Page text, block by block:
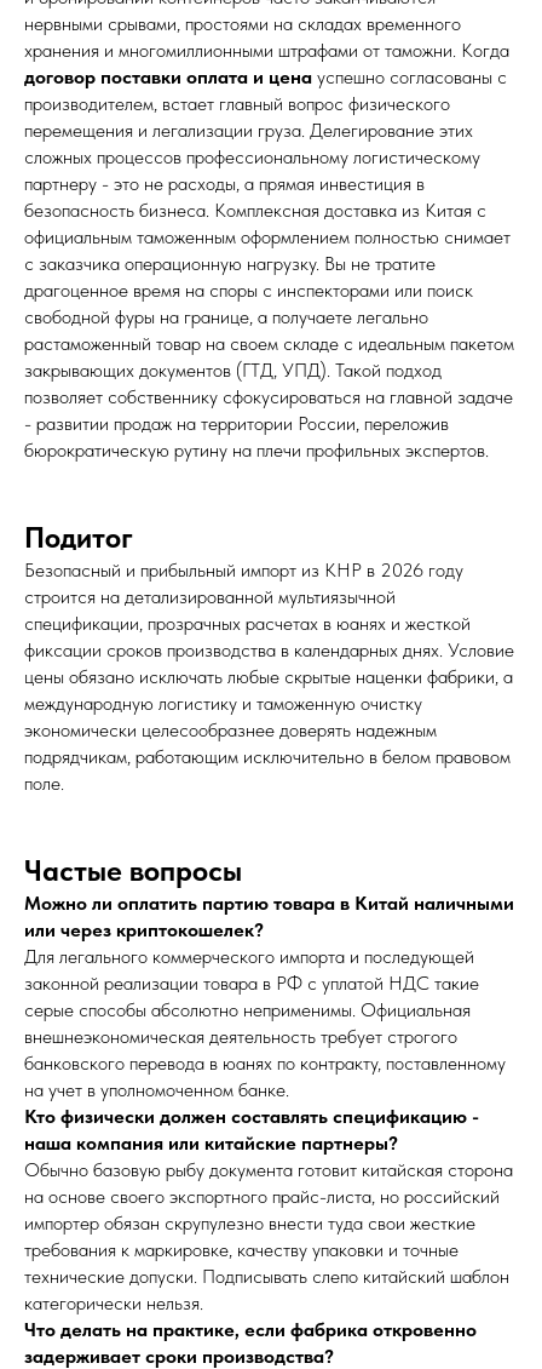
нервными срывами, простоями на складах временного
хранения и многомиллионными штрафами от таможни. Когда
договор поставки оплата и цена успешно согласованы с
производителем, встает главный вопрос физического
перемещения и легализации груза. Делегирование этих
сложных процессов профессиональному логистическому
партнеру - это не расходы, а прямая инвестиция в
безопасность бизнеса. Комплексная доставка из Китая с
официальным таможенным оформлением полностью снимает
с заказчика операционную нагрузку. Вы не тратите
драгоценное время на споры с инспекторами или поиск
свободной фуры на границе, а получаете легально
растаможенный товар на своем складе с идеальным пакетом
закрывающих документов (ГТД, УПД). Такой подход
позволяет собственнику сфокусироваться на главной задаче
- развитии продаж на территории России, переложив
бюрократическую рутину на плечи профильных экспертов.
Подитог
Безопасный и прибыльный импорт из КНР в 2026 году
строится на детализированной мультиязычной
спецификации, прозрачных расчетах в юанях и жесткой
фиксации сроков производства в календарных днях. Условие
цены обязано исключать любые скрытые наценки фабрики, а
международную логистику и таможенную очистку
экономически целесообразнее доверять надежным
подрядчикам, работающим исключительно в белом правовом
поле.
Частые вопросы
Можно ли оплатить партию товара в Китай наличными
или через криптокошелек?
Для легального коммерческого импорта и последующей
законной реализации товара в РФ с уплатой НДС такие
серые способы абсолютно неприменимы. Официальная
внешнеэкономическая деятельность требует строгого
банковского перевода в юанях по контракту, поставленному
на учет в уполномоченном банке.
Кто физически должен составлять спецификацию -
наша компания или китайские партнеры?
Обычно базовую рыбу документа готовит китайская сторона
на основе своего экспортного прайс-листа, но российский
импортер обязан скрупулезно внести туда свои жесткие
требования к маркировке, качеству упаковки и точные
технические допуски. Подписывать слепо китайский шаблон
категорически нельзя.
Что делать на практике, если фабрика откровенно
задерживает сроки производства?